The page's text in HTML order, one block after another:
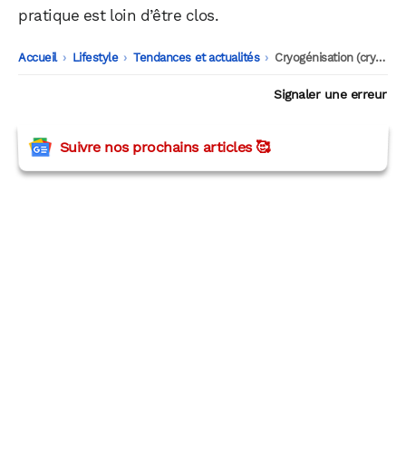
pratique est loin d’être clos.
Accueil -
Lifestyle -
Tendances et actualités -
Cryogénisation (cryonie) : tout comprendre à cette technique qui défie la mort
Signaler une erreur
Suivre nos prochains articles 🥰